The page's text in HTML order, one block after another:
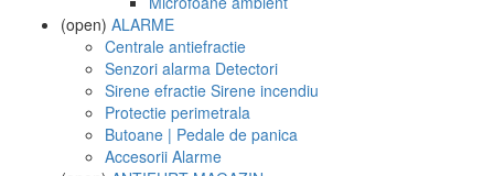
(open) ALARME
Centrale antiefractie
Senzori alarma Detectori
Sirene efractie Sirene incendiu
Protectie perimetrala
Butoane | Pedale de panica
Accesorii Alarme